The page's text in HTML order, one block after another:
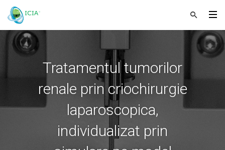
Tratamentul tumorilor
renale prin criochirurgie
laparoscopica,
individualizat prin